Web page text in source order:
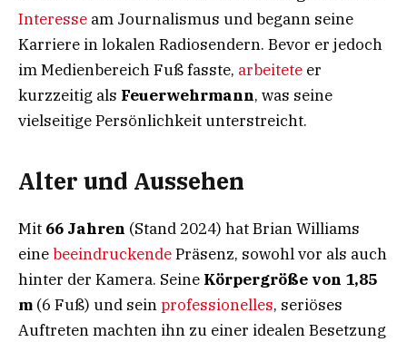
Interesse am Journalismus und begann seine
Karriere in lokalen Radiosendern. Bevor er jedoch
im Medienbereich Fuß fasste, arbeitete er
kurzzeitig als Feuerwehrmann, was seine
vielseitige Persönlichkeit unterstreicht.
Alter und Aussehen
Mit 66 Jahren (Stand 2024) hat Brian Williams
einebeeindruckendePräsenz, sowohl vor als auch
hinter der Kamera. Seine Körpergröße von 1,85
m (6 Fuß) und seinprofessionelles, seriöses
Auftreten machten ihn zu einer idealen Besetzung